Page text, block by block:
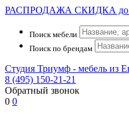
РАСПРОДАЖА СКИДКА до
Поиск мебели
Поиск по брендам
Студия Триумф - мебель из
8 (495) 150-21-21
Обратный звонок
0 0